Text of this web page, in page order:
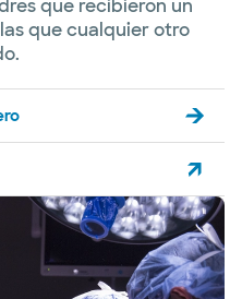
que recibieron un
que cualquier otro